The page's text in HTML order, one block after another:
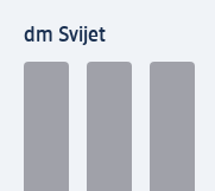
dm Svijet